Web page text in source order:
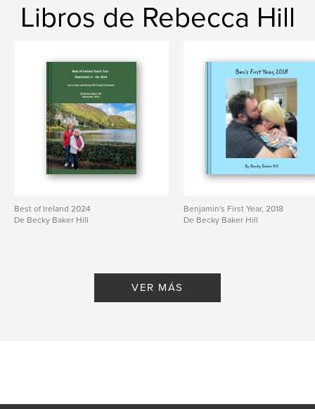
Libros de Rebecca Hill
Best of Ireland 2024
De Becky Baker Hill
Benjamin's First Year, 2018
De Becky Baker Hill
VER MÁS